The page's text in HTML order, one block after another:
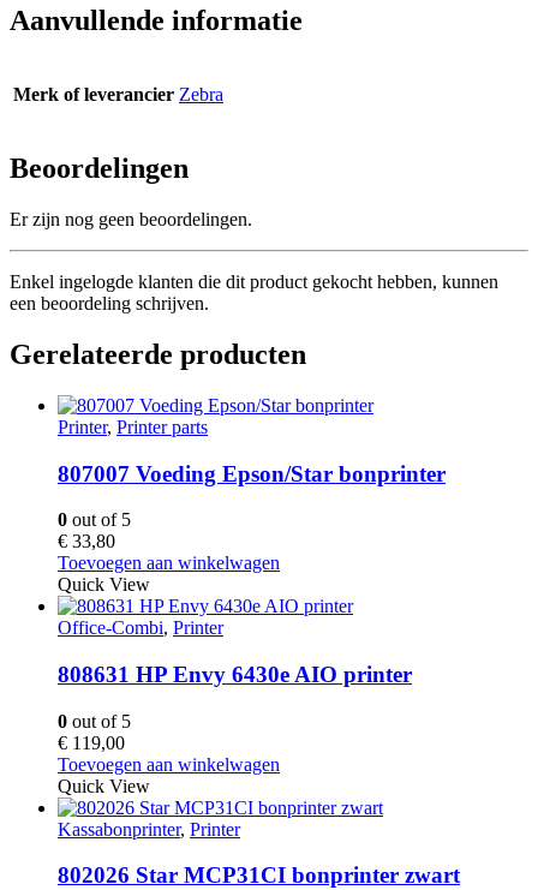
Aanvullende informatie
Merk of leverancier Zebra
Beoordelingen
Er zijn nog geen beoordelingen.
Enkel ingelogde klanten die dit product gekocht hebben, kunnen
een beoordeling schrijven.
Gerelateerde producten
Printer, Printer parts
807007 Voeding Epson/Star bonprinter
0 out of 5
€ 33,80
Toevoegen aan winkelwagen
Quick View
Office-Combi, Printer
808631 HP Envy 6430e AIO printer
0 out of 5
€ 119,00
Toevoegen aan winkelwagen
Quick View
Kassabonprinter, Printer
802026 Star MCP31CI bonprinter zwart